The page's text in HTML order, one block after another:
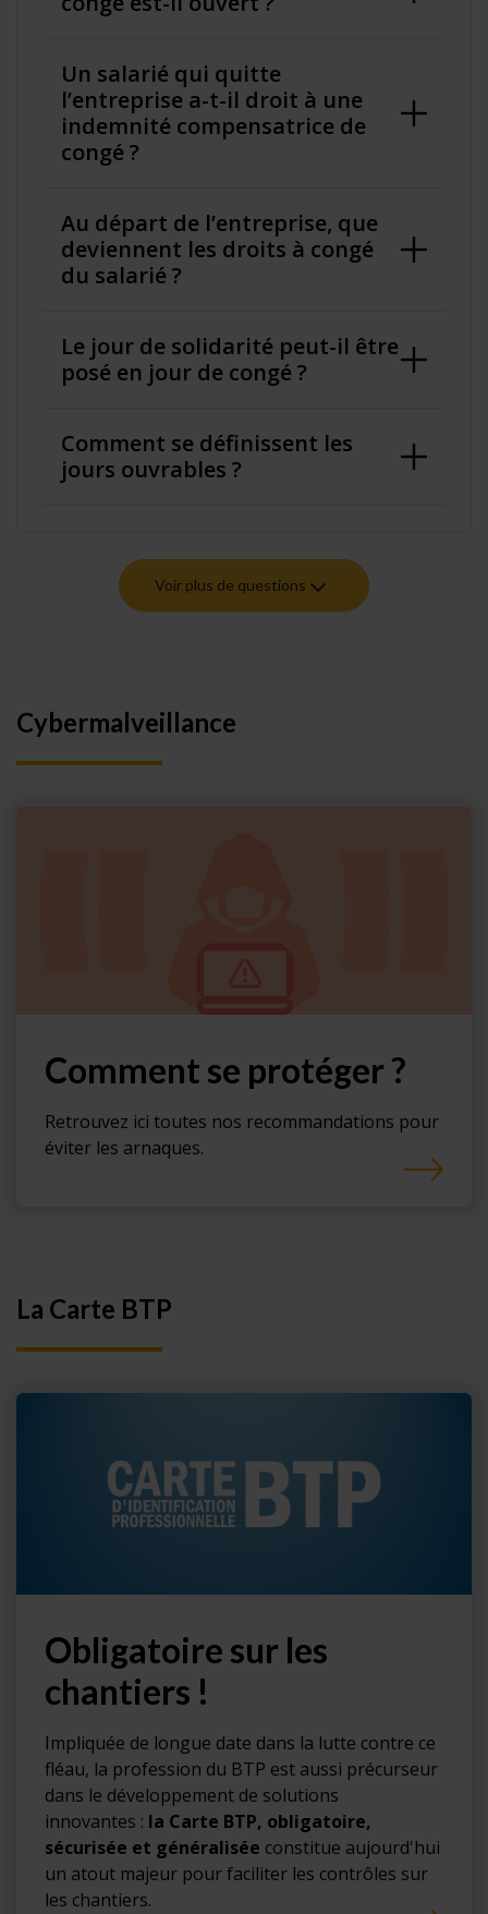
Un salarié qui quitte
l’entreprise a-t-il droit à une
indemnité compensatrice de
congé ?
Au départ de l’entreprise, que
deviennent les droits à congé
du salarié ?
Le jour de solidarité peut-il être
posé en jour de congé ?
Comment se définissent les
jours ouvrables ?
Voir plus de questions
Cybermalveillance
Comment se protéger ?
Retrouvez ici toutes nos recommandations pour
éviter les arnaques.
La Carte BTP
Obligatoire sur les
chantiers !
Impliquée de longue date dans la lutte contre ce
fléau, la profession du BTP est aussi précurseur
dans le développement de solutions
innovantes : la Carte BTP, obligatoire,
sécurisée et généralisée constitue aujourd'hui
un atout majeur pour faciliter les contrôles sur
les chantiers.